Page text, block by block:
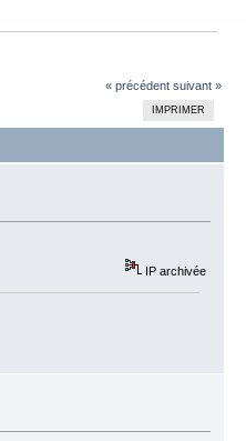
« précédent suivant »
IMPRIMER
IP archivée